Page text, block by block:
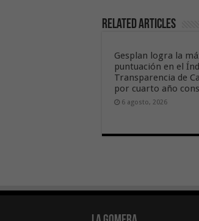
Related Articles
Gesplan logra la
puntuación en el
Transparencia de
por cuarto año
6 agosto, 2026